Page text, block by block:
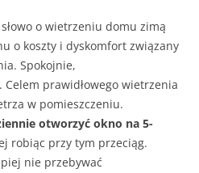
o wietrzeniu domu zimą
o koszty i dyskomfort związany
Spokojnie,
Celem prawidłowego wietrzenia
w pomieszczeniu.
otworzyć okno na 5-
robiąc przy tym przeciąg.
nie przebywać